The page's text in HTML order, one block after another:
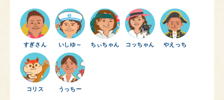
すぎさん いしゆ～ ちぃちゃん コッちゃん やえっち
コリス うっちー